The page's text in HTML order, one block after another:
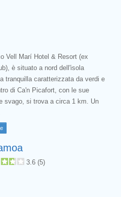
Vell Marí Hotel & Resort (ex
è situato a nord dell'isola
tranquilla caratterizzata da verdi e
di Ca'n Picafort, con le sue
svago, si trova a circa 1 km. Un
3.6 (5)